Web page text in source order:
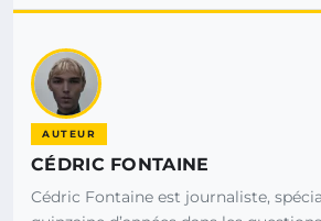
AUTEUR
CÉDRIC FONTAINE
Cédric Fontaine est journaliste,